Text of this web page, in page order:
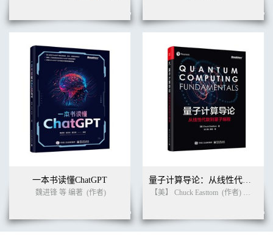
一本书读懂ChatGPT
魏进锋 等 编著 (作者)
量子计算导论：从线性代数到量子编程
【美】 Chuck Easttom (作者) 王仁强